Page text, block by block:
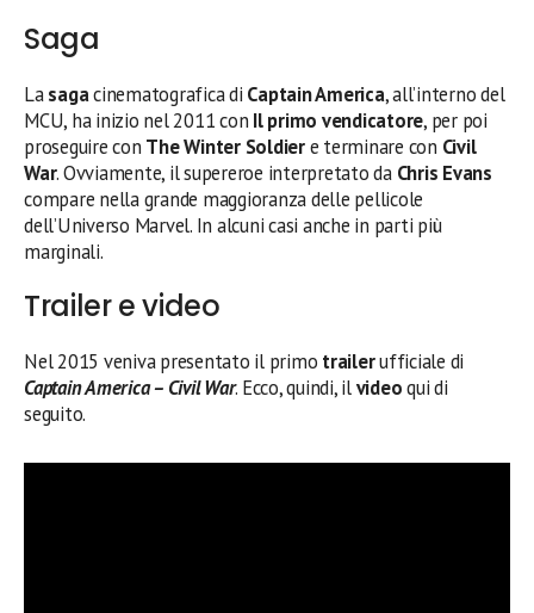
Saga
Lasagacinematografica di Captain America, all’interno del
MCU, ha inizio nel 2011 con Il primo vendicatore, per poi
proseguire con The Winter Soldiere terminare con Civil
War. Ovviamente, il supereroe interpretato da Chris Evans
compare nella grande maggioranza delle pellicole
dell’Universo Marvel. In alcuni casi anche in parti più
marginali.
Trailer e video
Nel 2015 veniva presentato il primo trailerufficiale di
Captain America – Civil War. Ecco, quindi, ilvideoqui di
seguito.